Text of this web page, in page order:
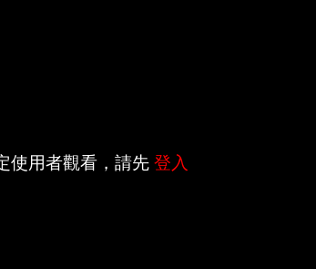
使用者觀看，請先登入